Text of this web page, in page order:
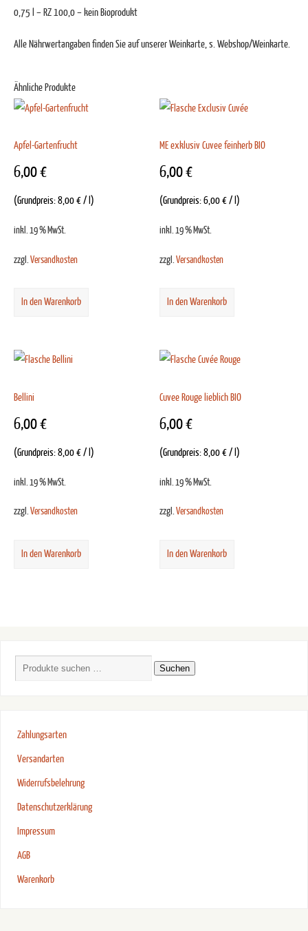
0,75 l – RZ 100,0 – kein Bioprodukt
Alle Nährwertangaben finden Sie auf unserer Weinkarte, s. Webshop/Weinkarte.
Ähnliche Produkte
Apfel-Gartenfrucht
6,00€
(Grundpreis:8,00€/l)
inkl. 19 % MwSt.
zzgl. Versandkosten
In den Warenkorb
ME exklusiv Cuvee feinherb BIO
6,00€
(Grundpreis:6,00€/l)
inkl. 19 % MwSt.
zzgl.Versandkosten
In den Warenkorb
Bellini
6,00€
(Grundpreis:8,00€/ )
inkl. 19 % MwSt.
zzgl. Versandkosten
In den Warenkorb
Cuvee Rouge lieblich BIO
6,00€
(Grundpreis:8,00€/ )
inkl. 19 % MwSt.
zzgl.Versandkosten
In den Warenkorb
Suchen
Zahlungsarten
Versandarten
Widerrufsbelehrung
Datenschutzerklärung
Impressum
AGB
Warenkorb